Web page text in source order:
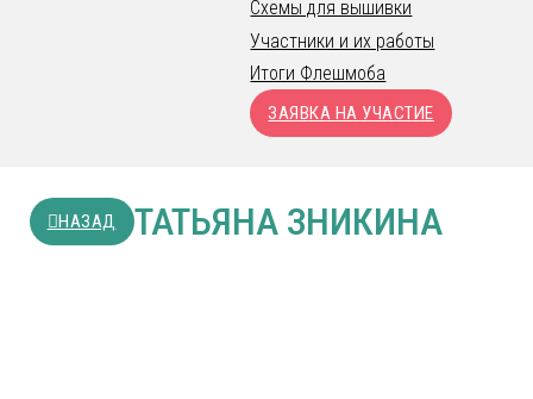
Схемы для вышивки
Участники и их работы
Итоги Флешмоба
ЗАЯВКА НА УЧАСТИЕ
НАЗАД ТАТЬЯНА ЗНИКИНА